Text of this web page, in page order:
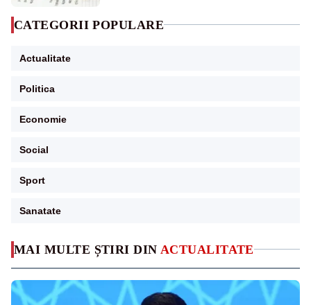
MAI MULTE ȘTIRI DIN ACTUALITATE
CATEGORII POPULARE
Actualitate
Politica
Economie
Social
Sport
Sanatate